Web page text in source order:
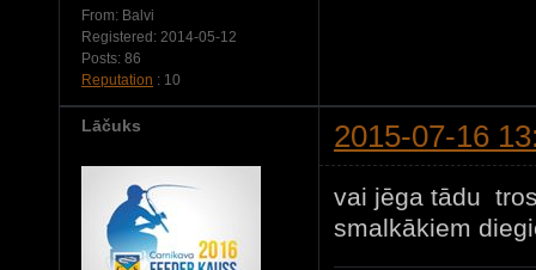
From: Balvi
Registered: 2014-05-12
Posts: 86
Reputation : 10
Lāčuks 2015-07-16
vai jēga tādu
smalkākiem